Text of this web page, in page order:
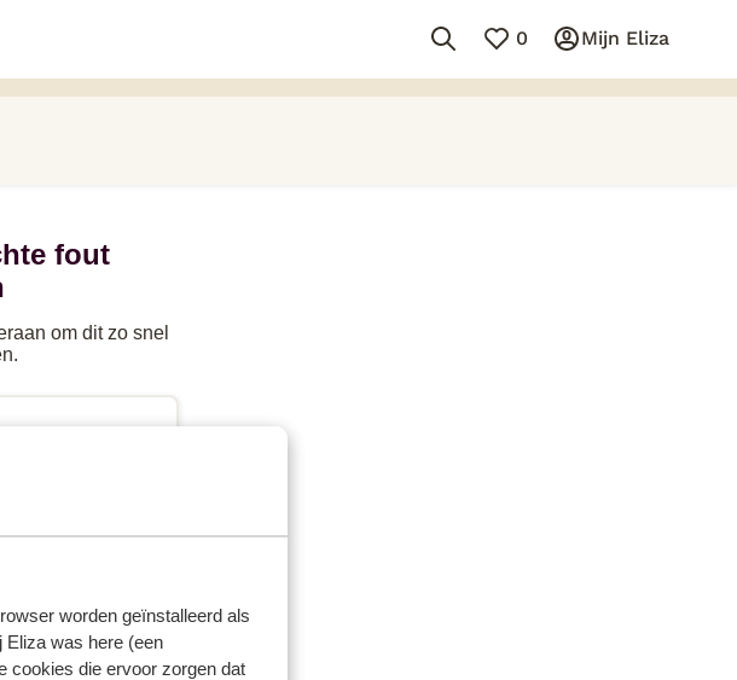
worden geïnstalleerd als
Eliza was here (een
cookies die ervoor zorgen dat
0 Mijn Eliza
fout
om dit zo snel